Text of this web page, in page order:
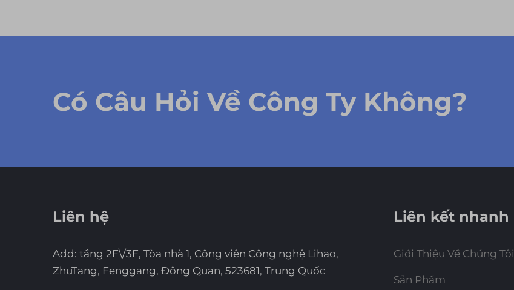
Có Câu Hỏi Về Công Ty Không?
Liên hệ
Add: tầng 2F\/3F, Tòa nhà 1, Công viên Công nghệ Lihao,
ZhuTang, Fenggang, Đông Quan, 523681, Trung Quốc
Liên kết nhanh
Giới Thiệu Về Chúng Tôi
Sản Phẩm